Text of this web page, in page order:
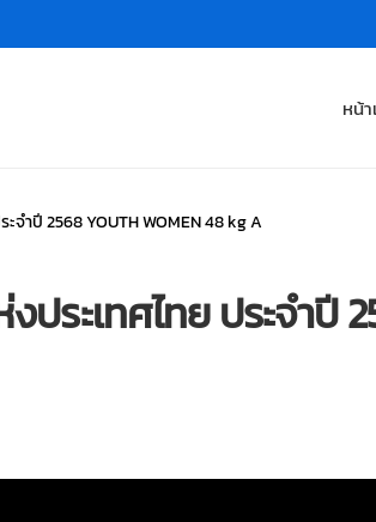
หน้
จำปี 2568 YOUTH WOMEN 48 kg A
ระเทศไทย ประจำปี